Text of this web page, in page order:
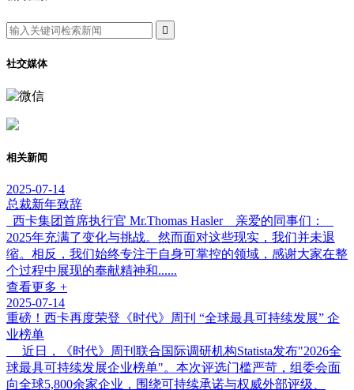

社交媒体
相关新闻
2025-07-14
总裁新年致辞
西卡集团首席执行官 Mr.Thomas Hasler 亲爱的同事们：
2025年充满了变化与挑战。然而面对这些现实，我们并未退
缩。相反，我们始终专注于自身可掌控的领域，感谢大家在整
个过程中展现的奉献精神和......
查看更多 +
2025-07-14
重磅！西卡再度荣登《时代》周刊 “全球最具可持续发展” 企
业榜单
近日，《时代》周刊联合国际调研机构Statista发布"2026全
球最具可持续发展企业榜单"。本次评选门槛严苛，组委会面
向全球5,800余家企业，围绕可持续承诺与权威外部评级、